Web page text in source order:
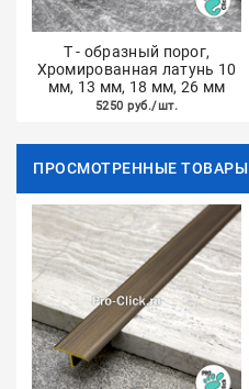
Т - образный порог,
Хромированная латунь 10
мм, 13 мм, 18 мм, 26 мм
5250 руб./шт.
ПРОСМОТРЕННЫЕ ТОВАРЫ